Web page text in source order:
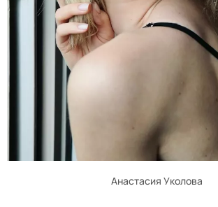
Анастасия Уколова